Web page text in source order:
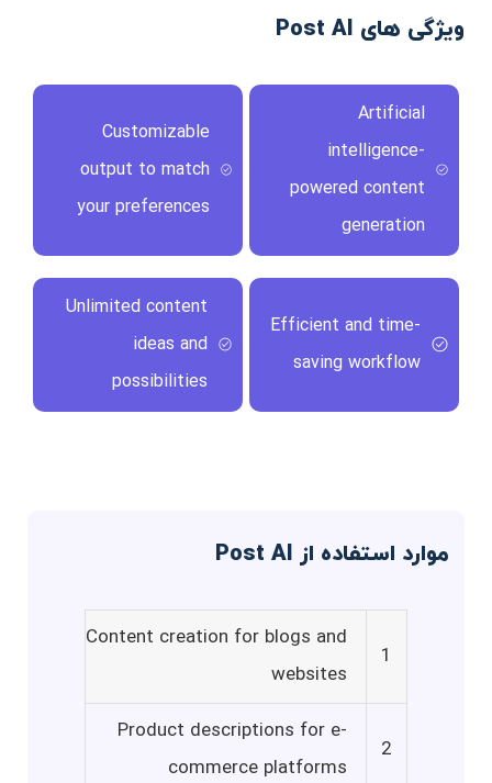
ویژگی های Post AI
Artificial
intelligence-
powered content
generation
Customizable
output to match
your preferences
Efficient and time-
saving workflow
Unlimited content
ideas and
possibilities
موارد استفاده از Post AI
1
Content creation for blogs and
websites
2
Product descriptions for e-
commerce platforms